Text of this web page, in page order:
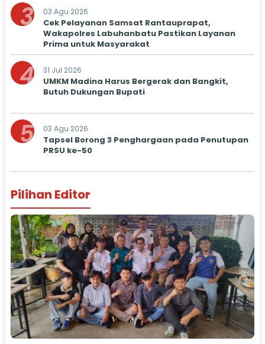
3 03 Agu 2026
Cek Pelayanan Samsat Rantauprapat,
Wakapolres Labuhanbatu Pastikan Layanan
Prima untuk Masyarakat
4 31 Jul 2026
UMKM Madina Harus Bergerak dan Bangkit,
Butuh Dukungan Bupati
5 03 Agu 2026
Tapsel Borong 3 Penghargaan pada Penutupan
PRSU ke-50
Pilihan Editor